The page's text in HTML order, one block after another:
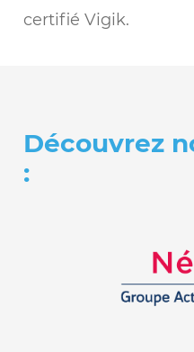
certifié Vigik.
Découvrez
: